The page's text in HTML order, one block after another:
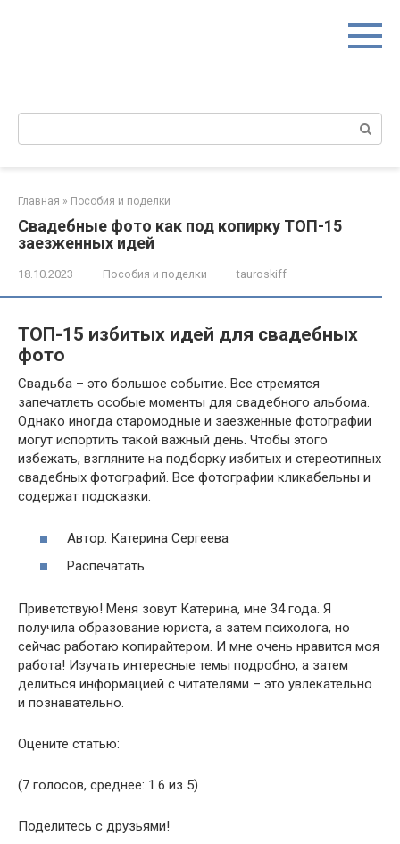
Поиск:
Главная » Пособия и поделки
Свадебные фото как под копирку ТОП-15
заезженных идей
18.10.2023 Пособия и поделки tauroskiff
ТОП-15 избитых идей для свадебных
фото
Свадьба – это большое событие. Все стремятся
запечатлеть особые моменты для свадебного альбома.
Однако иногда старомодные и заезженные фотографии
могут испортить такой важный день. Чтобы этого
избежать, взгляните на подборку избитых и стереотипных
свадебных фотографий. Все фотографии кликабельны и
содержат подсказки.
Автор: Катерина Сергеева
Распечатать
Приветствую! Меня зовут Катерина, мне 34 года. Я
получила образование юриста, а затем психолога, но
сейчас работаю копирайтером. И мне очень нравится моя
работа! Изучать интересные темы подробно, а затем
делиться информацией с читателями – это увлекательно
и познавательно.
Оцените статью:
(7 голосов, среднее: 1.6 из 5)
Поделитесь с друзьями!